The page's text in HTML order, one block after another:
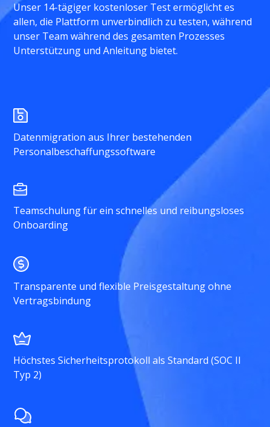
Unser 14-tägiger kostenloser Test ermöglicht es
allen, die Plattform unverbindlich zu testen, während
unser Team während des gesamten Prozesses
Unterstützung und Anleitung bietet.
Datenmigration aus Ihrer bestehenden
Personalbeschaffungssoftware
Teamschulung für ein schnelles und reibungsloses
Onboarding
Transparente und flexible Preisgestaltung ohne
Vertragsbindung
Höchstes Sicherheitsprotokoll als Standard (SOC II
Typ 2)